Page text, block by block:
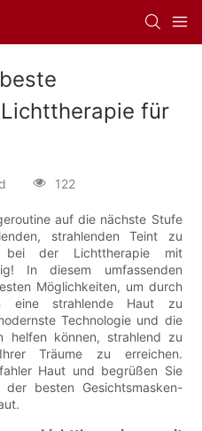
für
122
auf die nächste Stufe
strahlenden Teint zu
der Lichttherapie mit
In diesem umfassenden
Möglichkeiten, um durch
eine strahlende Haut zu
Technologie und die
helfen können, strahlend zu
Träume zu erreichen.
Haut und begrüßen Sie
besten Gesichtsmasken-